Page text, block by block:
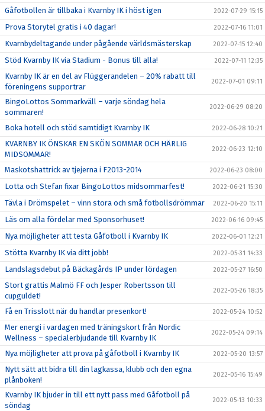
Gåfotbollen är tillbaka i Kvarnby IK i höst igen 2022-07-29 15:15
Prova Storytel gratis i 40 dagar! 2022-07-16 11:01
Kvarnbydeltagande under pågående världsmästerskap 2022-07-15 12:40
Stöd Kvarnby IK via Stadium - Bonus till alla! 2022-07-11 12:35
Kvarnby IK är en del av Flüggerandelen – 20% rabatt till
föreningens supportrar
2022-07-01 09:11
BingoLottos Sommarkväll – varje söndag hela
sommaren!
2022-06-29 08:20
Boka hotell och stöd samtidigt Kvarnby IK 2022-06-28 10:21
KVARNBY IK ÖNSKAR EN SKÖN SOMMAR OCH HÄRLIG
MIDSOMMAR!
2022-06-23 12:10
Maskotshattrick av tjejerna i F2013-2014 2022-06-23 08:00
Lotta och Stefan fixar BingoLottos midsommarfest! 2022-06-21 15:30
Tävla i Drömspelet – vinn stora och små fotbollsdrömmar 2022-06-20 15:11
Läs om alla fördelar med Sponsorhuset! 2022-06-16 09:45
Nya möjligheter att testa Gåfotboll i Kvarnby IK 2022-06-01 12:21
Stötta Kvarnby IK via ditt jobb! 2022-05-31 14:33
Landslagsdebut på Bäckagårds IP under lördagen 2022-05-27 16:50
Stort grattis Malmö FF och Jesper Robertsson till
cupguldet!
2022-05-26 18:35
Få en Trisslott när du handlar presenkort! 2022-05-24 10:52
Mer energi i vardagen med träningskort från Nordic
Wellness – specialerbjudande till Kvarnby IK
2022-05-24 09:14
Nya möjligheter att prova på gåfotboll i Kvarnby IK 2022-05-20 13:57
Nytt sätt att bidra till din lagkassa, klubb och den egna
plånboken!
2022-05-16 15:49
Kvarnby IK bjuder in till ett nytt pass med Gåfotboll på
söndag
2022-05-13 10:33